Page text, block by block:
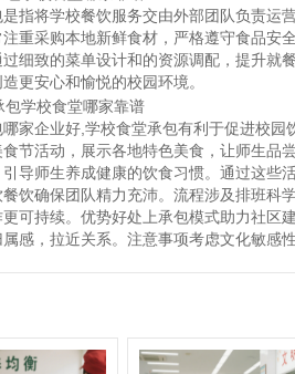
指将学校餐饮服务交由外部团队负责运
重采购本地新鲜食材，严格遵守食品安
细致的菜单设计和的资源调配，提升就
更安心和愉悦的校园环境。
家企业好 ,学校食堂承包有利于促进校园
节活动，展示各地特色美食，让师生品
导师生养成健康的饮食习惯。通过这些
饮确保团队精力充沛。流程涉及排班
可持续。优势好处上承包模式助力社区
感，拉近关系。注意事项考虑文化敏感